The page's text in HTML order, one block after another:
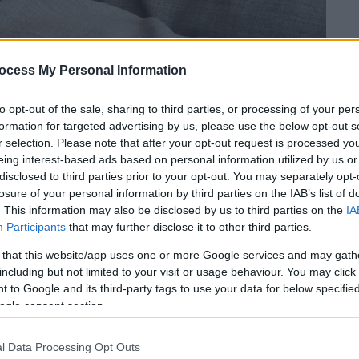
My Personal Information
opt-out of the sale, sharing to third parties, or processing of your
for targeted advertising by us, please use the below opt-out
selection. Please note that after your opt-out request is processed
interest-based ads based on personal information utilized by us
to third parties prior to your opt-out. You may separately
of your personal information by third parties on the IAB’s list of
This information may also be disclosed by us to third parties on the
Participants that may further disclose it to other third parties.
that this website/app uses one or more Google services and may
but not limited to your visit or usage behaviour. You may
to Google and its third-party tags to use your data for below
consent section.
Data Processing Opt Outs
το ΕΘΝΟΣ στη Google
ακούγεται πολύ συχνά από τα
. Στο χωριό που βρίσκεται στο
έχουν άνοια
ζωή.
μαζί θα μπορούσαν να είναι φίλοι σου,
τους και όχι απλά για να βρίσκονται
έχουν τις ίδιες ιδέες για τη ζωή, τις